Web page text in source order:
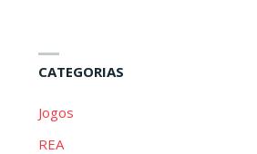
CATEGORIAS
Jogos
REA